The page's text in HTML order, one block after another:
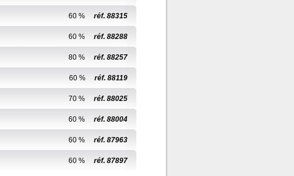
réf. 88315
60 %
réf. 88288
60 %
réf. 88257
80 %
réf. 88119
60 %
réf. 88025
70 %
réf. 88004
60 %
réf. 87963
60 %
réf. 87897
60 %